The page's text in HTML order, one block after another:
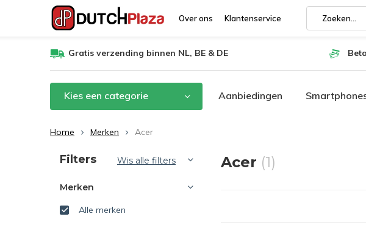
Over ons Klantenservice
Gratis verzending binnen NL, BE & DE
Kies een categorie Aanbiedingen
Home Merken Acer
Acer (1)
Sorteren op:
Filters Wis alle filters
Merken
Alle merken